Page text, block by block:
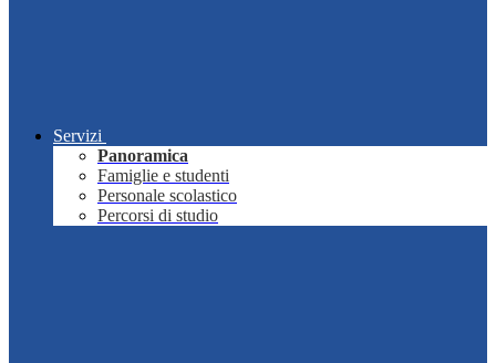
Servizi
Panoramica
Famiglie e studenti
Personale scolastico
Percorsi di studio